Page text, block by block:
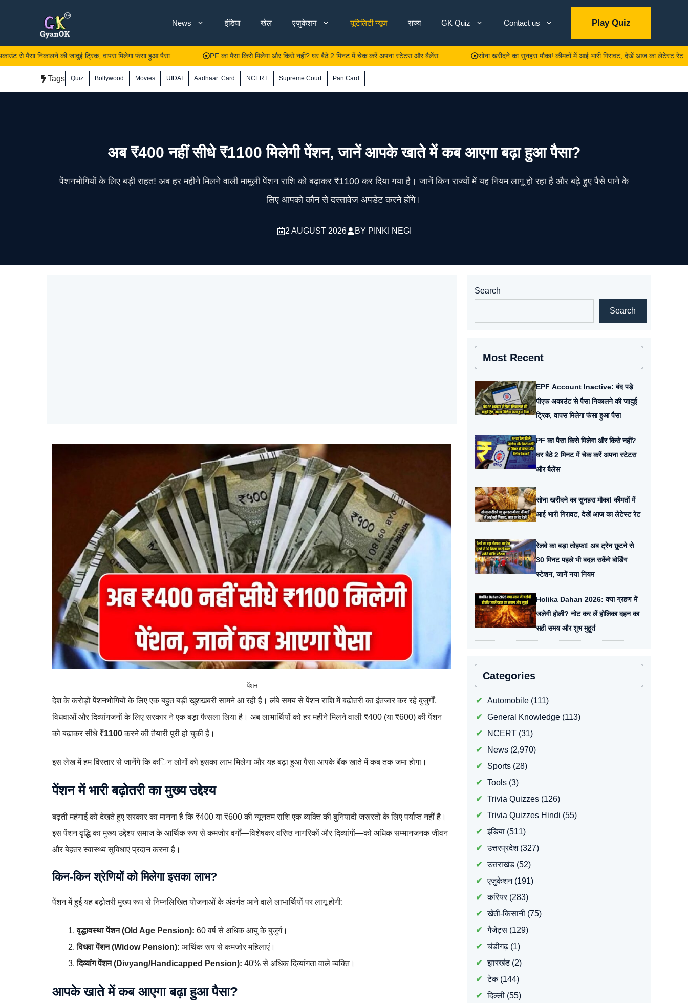
News इंडिया खेल एजुकेशन यूटिलिटी न्यूज राज्य GK Quiz Contact us Play Quiz
निकालने की जादुई ट्रिक, वापस मिलेगा फंसा हुआ पैसा PF का पैसा किसे मिलेगा और किसे नहीं? घर बैठे 2 मिनट में चेक करें अपना स्टेटस और बैलेंस सोना खरीदने का सुनहरा मौका! कीमतों में आई भारी गिरावट, देखें आज का लेटेस्ट रेट
Tags Quiz Bollywood Movies UIDAI Aadhaar Card NCERT Supreme Court Pan Card
अब ₹400 नहीं सीधे ₹1100 मिलेगी पेंशन, जानें आपके खाते में कब आएगा बढ़ा हुआ पैसा?
पेंशनभोगियों के लिए बड़ी राहत! अब हर महीने मिलने वाली मामूली पेंशन राशि को बढ़ाकर ₹1100 कर दिया गया है। जानें किन राज्यों में यह नियम लागू हो रहा है और बढ़े हुए पैसे पाने के
लिए आपको कौन से दस्तावेज अपडेट करने होंगे।
2 AUGUST 2026 BY PINKI NEGI
पेंशन
देश के करोड़ों पेंशनभोगियों के लिए एक बहुत बड़ी खुशखबरी सामने आ रही है। लंबे समय से पेंशन राशि में बढ़ोतरी का इंतजार कर रहे बुजुर्गों,
विधवाओं और दिव्यांगजनों के लिए सरकार ने एक बड़ा फैसला लिया है। अब लाभार्थियों को हर महीने मिलने वाली ₹400 (या ₹600) की पेंशन
को बढ़ाकर सीधे ₹1100करने की तैयारी पूरी हो चुकी है।
इस लेख में हम विस्तार से जानेंगे कि किन लोगों को इसका लाभ मिलेगा और यह बढ़ा हुआ पैसा आपके बैंक खाते में कब तक जमा होगा।
पेंशन में भारी बढ़ोतरी का मुख्य उद्देश्य
बढ़ती महंगाई को देखते हुए सरकार का मानना है कि ₹400 या ₹600 की न्यूनतम राशि एक व्यक्ति की बुनियादी जरूरतों के लिए पर्याप्त नहीं है।
इस पेंशन वृद्धि का मुख्य उद्देश्य समाज के आर्थिक रूप से कमजोर वर्गों—विशेषकर वरिष्ठ नागरिकों और दिव्यांगों—को अधिक सम्मानजनक जीवन
और बेहतर स्वास्थ्य सुविधाएं प्रदान करना है।
किन-किन श्रेणियों को मिलेगा इसका लाभ?
पेंशन में हुई यह बढ़ोतरी मुख्य रूप से निम्नलिखित योजनाओं के अंतर्गत आने वाले लाभार्थियों पर लागू होगी:
वृद्धावस्था पेंशन (Old Age Pension): 60 वर्ष से अधिक आयु के बुजुर्ग।
विधवा पेंशन (Widow Pension): आर्थिक रूप से कमजोर महिलाएं।
दिव्यांग पेंशन (Divyang/Handicapped Pension): 40% से अधिक दिव्यांगता वाले व्यक्ति।
आपके खाते में कब आएगा बढ़ा हुआ पैसा?
Search
Search
Most Recent
EPF Account Inactive: बंद पड़े
पीएफ अकाउंट से पैसा निकालने की जादुई
ट्रिक, वापस मिलेगा फंसा हुआ पैसा
PF का पैसा किसे मिलेगा और किसे नहीं?
घर बैठे 2 मिनट में चेक करें अपना स्टेटस
और बैलेंस
सोना खरीदने का सुनहरा मौका! कीमतों में
आई भारी गिरावट, देखें आज का लेटेस्ट रेट
रेलवे का बड़ा तोहफा! अब ट्रेन छूटने से
30 मिनट पहले भी बदल सकेंगे बोर्डिंग
स्टेशन, जानें नया नियम
Holika Dahan 2026: क्या ग्रहण में
जलेगी होली? नोट कर लें होलिका दहन का
सही समय और शुभ मुहूर्त
Categories
Automobile(111)
General Knowledge(113)
NCERT(31)
News(2,970)
Sports(28)
Tools(3)
Trivia Quizzes(126)
Trivia Quizzes Hindi (55)
इंडिया(511)
उत्तरप्रदेश(327)
उत्तराखंड(52)
एजुकेशन(191)
करियर(283)
खेती-किसानी(75)
गैजेट्स(129)
चंडीगढ़(1)
झारखंड(2)
टेक(144)
दिल्ली(55)